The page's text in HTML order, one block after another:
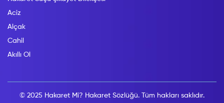
Aciz
Alçak
Cahil
Akıllı Ol
© 2025 Hakaret Mi? Hakaret Sözlüğü. Tüm hakları saklıdır.